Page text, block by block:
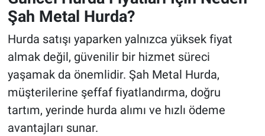
Şah Metal Hurda?
Hurda satışı yaparken yalnızca yüksek fiyat
almak değil, güvenilir bir hizmet süreci
yaşamak da önemlidir. Şah Metal Hurda,
müşterilerine şeffaf fiyatlandırma, doğru
tartım, yerinde hurda alımı ve hızlı ödeme
avantajları sunar.